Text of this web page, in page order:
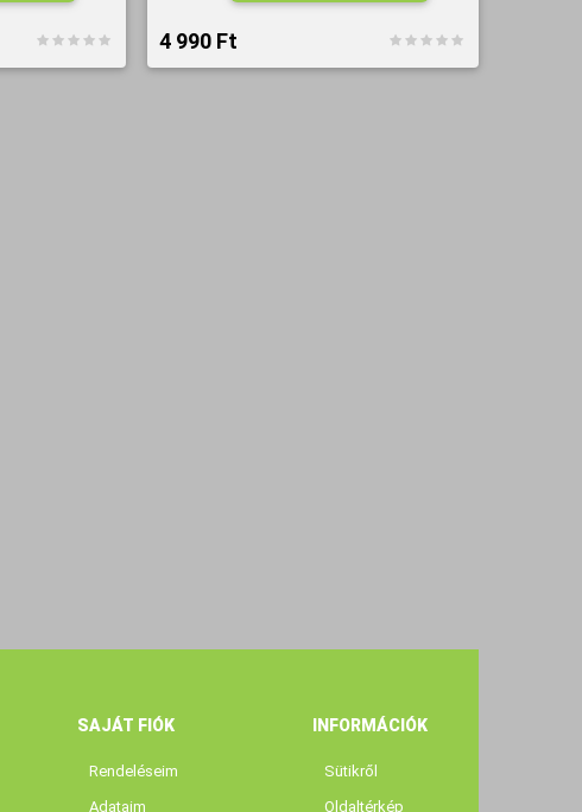
4 990 Ft‎
SAJÁT FIÓK
Rendeléseim
Adataim
INFORMÁCIÓK
Sütikről
Oldaltérkép